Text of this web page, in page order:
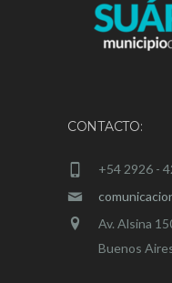
CONTACTO:
+54 2926 -
Av. Alsina
Buenos